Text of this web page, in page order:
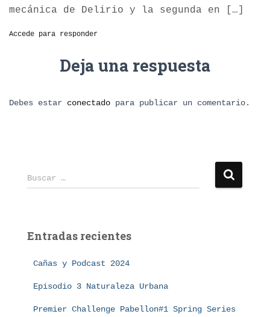
mecánica de Delirio y la segunda en […]
Accede para responder
Deja una respuesta
Debes estar conectado para publicar un comentario.
B
u
r
Buscar …
Entradas recientes
Cañas y Podcast 2024
Episodio 3 Naturaleza Urbana
Premier Challenge Pabellon#1 Spring Series